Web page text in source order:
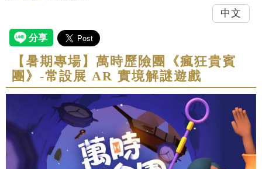
中文
【暑期專場】萬時歷險團《瘋狂貴賓
團》-常設展 AR 實境解謎遊戲